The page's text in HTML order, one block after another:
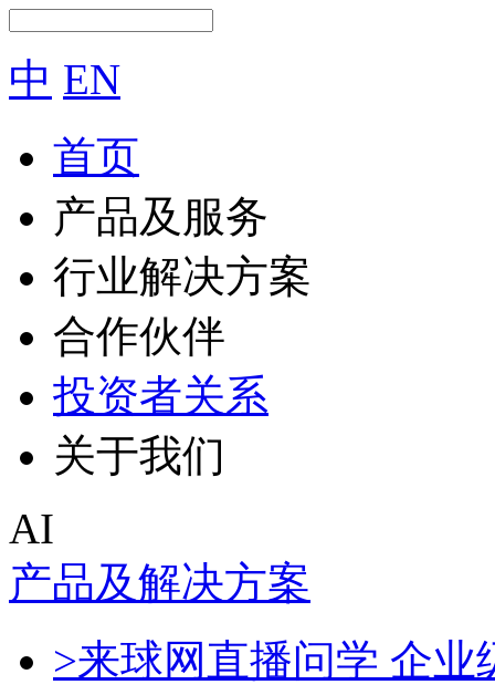
中 EN
首页
产品及服务
行业解决方案
合作伙伴
投资者关系
关于我们
AI
产品及解决方案
>来球网直播问学 企业